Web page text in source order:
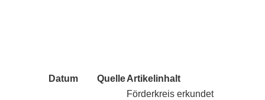
Datum QuelleArtikelinhalt
Förderkreis erkundet